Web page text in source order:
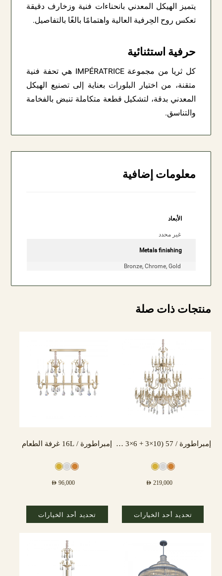
يتميز الهيكل المعدني بانحناءات فنية وزخارف دقيقة
تعكس روح الحِرفية العالية واهتمامًا بالغًا بالتفاصيل.
حرفية استثنائية
كل ثريا من مجموعة IMPÉRATRICE هي تحفة فنية
متقنة، من اختيار البلورات بعناية إلى تصنيع الهيكل
المعدني بدقة، لتشكيل قطعة متكاملة تنبض بالفخامة
والتناسق.
معلومات إضافية
الأبعاد
غير محدد
Metals finishing
Bronze, Chrome, Gold
منتجات ذات صلة
إمبراطورة / 57 (10×3 + 6×3 + 3×3) مصباح
AED 219,000
تحديد أحد الخيارات
إمبراطورة / 16L غرفة الطعام
AED 96,000
تحديد أحد الخيارات